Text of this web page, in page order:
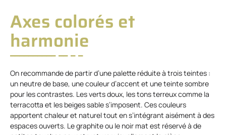
Axes colorés et
harmonie
On recommande de partir d’une palette réduite à trois teintes :
un neutre de base, une couleur d’accent et une teinte sombre
pour les contrastes. Les verts doux, les tons terreux comme la
terracotta et les beiges sable s’imposent. Ces couleurs
apportent chaleur et naturel tout en s’intégrant aisément à des
espaces ouverts. Le graphite ou le noir mat est réservé à de